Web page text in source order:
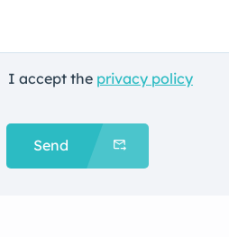
I accept the privacy policy
Send